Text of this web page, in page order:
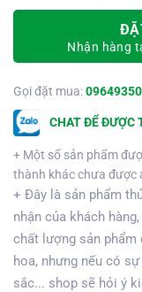
Nhận hàng
Gọi đặt mua:
CHAT ĐỂ ĐƯỢC
+ Một số sản phẩm
thành khác chưa được
+ Đây là sản phẩm
nhận của khách
chất lượng sản phẩm
hoa, nhưng nếu có
sắc... shop sẽ hỏi ý